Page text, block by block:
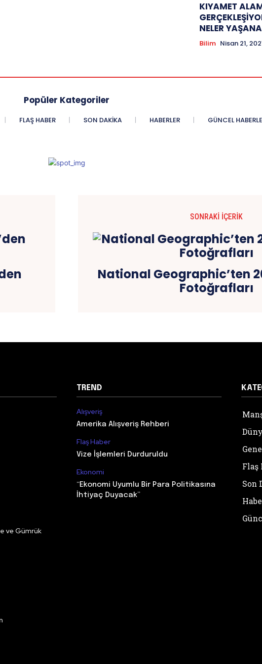
KIYAMET
NELER
Bilim Nisan 21,
Popüler Kategoriler
FLAŞ HABER SON DAKIKA HABERLER GÜNCEL
SONRAKI İÇERIK
National Geographic’ten
Fotoğrafları
ve Gümrük
TREND
Alışveriş
Amerika Alışveriş Rehberi
Flaş Haber
Vize İşlemleri Durduruldu
Ekonomi
“Ekonomi Uyumlu Bir Para Politikasına
İhtiyaç Duyacak”
Flaş
Son